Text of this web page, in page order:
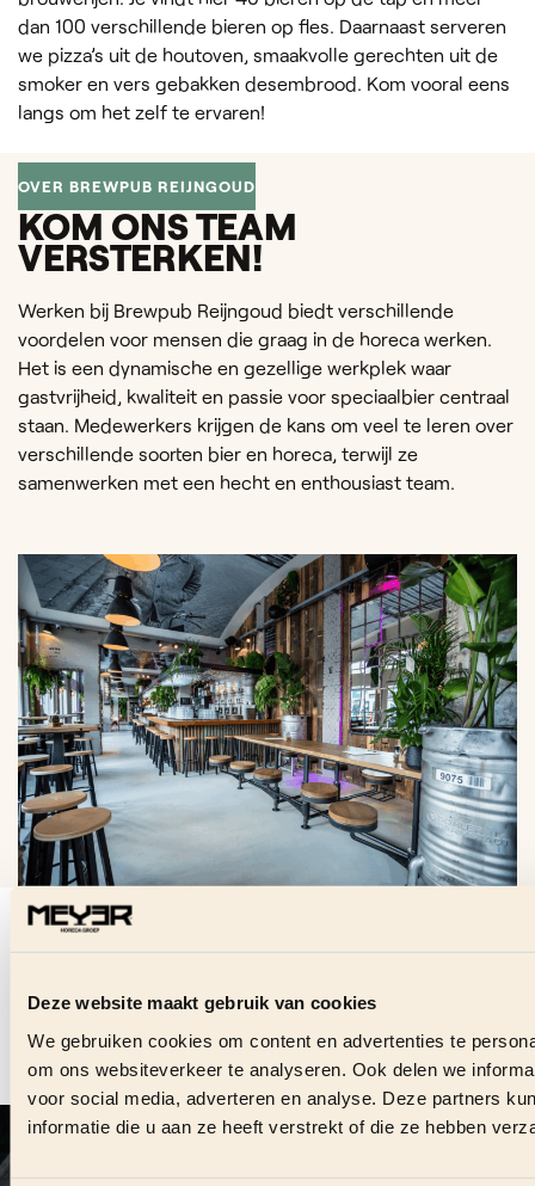
Deze website maakt gebruik van cookies
We gebruiken cookies om content en advertenties te
om ons websiteverkeer te analyseren. Ook delen we
voor social media, adverteren en analyse. Deze partners
informatie die u aan ze heeft verstrekt of die ze hebben
dan 100 verschillende bieren op fles. Daarnaast serveren
we pizza’s uit de houtoven, smaakvolle gerechten uit de
smoker en vers gebakken desembrood. Kom vooral eens
langs om het zelf te ervaren!
OVER BREWPUB REIJNGOUD
KOM ONS TEAM
VERSTERKEN!
Werken bij Brewpub Reijngoud biedt verschillende
voordelen voor mensen die graag in de horeca werken.
Het is een dynamische en gezellige werkplek waar
gastvrijheid, kwaliteit en passie voor speciaalbier centraal
staan. Medewerkers krijgen de kans om veel te leren over
verschillende soorten bier en horeca, terwijl ze
samenwerken met een hecht en enthousiast team.
VRAGEN OVER DEZE
VACATURE?
Stuur ons direct een bericht en we helpen je graag.
CONTACT OPNEMEN